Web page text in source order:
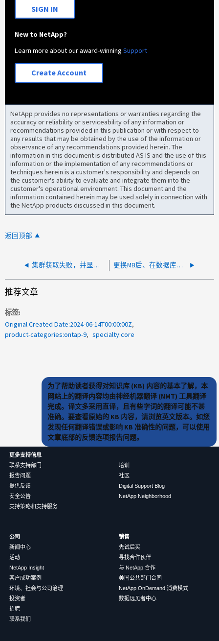
SIGN IN
New to NetApp?
Learn more about our award-winningSupport
Create Account
NetApp provides no representations or warranties regarding the
accuracy or reliability or serviceability of any information or
recommendations provided in this publication or with respect to
any results that may be obtained by the use of the information or
observance of any recommendations provided herein. The
information in this document is distributed AS IS and the use of this
information or the implementation of any recommendations or
techniques herein is a customer's responsibility and depends on
the customer's ability to evaluate and integrate them into the
customer's operational environment. This document and the
information contained herein may be used solely in connection with
the NetApp products discussed in this document.
返回顶部
集群获取失败，并显示无效 URL 更换MB后、在数据库中未找到集群LIF
推荐文章
标签
Original Created Date:2024-06-14T00:00:00Z
product-categories:ontap-9
specialty:core
为了帮助读者获得对知识库 (KB) 内容的基本了解，本
网站上的翻译内容均由神经机器翻译 (NMT) 工具翻译
完成。译文多采用直译，且有些字词的翻译可能不甚
准确。要查看原始的 KB 内容，请浏览英文版本。如您
发现任何翻译错误或影响 KB 准确性的问题，可以使用
文章底部的反馈选项报告问题。
更多支持信息
联系支持部门
报告问题
提供反馈
安全公告
支持策略和支持服务
培训
社区
Digital Support Blog
NetApp Neighborhood
公司
新闻中心
活动
NetApp Insight
客户成功案例
环境、社会与公司治理
投资者
招聘
联系我们
销售
先试后买
寻找合作伙伴
与 NetApp 合作
美国公共部门合同
NetApp OnDemand 消费模式
数据远见者中心